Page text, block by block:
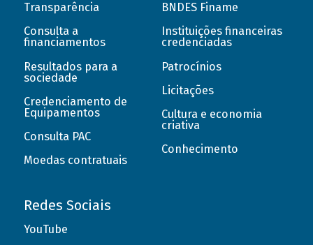
Transparência
Consulta a
financiamentos
Resultados para a
sociedade
Credenciamento de
Equipamentos
Consulta PAC
Moedas contratuais
BNDES Finame
Instituições financeiras
credenciadas
Patrocínios
Licitações
Cultura e economia
criativa
Conhecimento
Redes Sociais
YouTube